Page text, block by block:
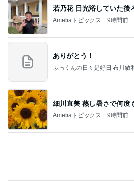
若乃花 日光浴していた後
Amebaトピックス 9時間前
ありがとう！
ふっくんの日々是好日 布川敏和オフィシャルブロ
細川直美 蒸し暑さで何度
Amebaトピックス 9時間前